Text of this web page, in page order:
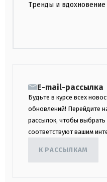
Тренды и вдохновение
E-mail-рассылка
Будьте в курсе всех
обновлений! Перейдите
рассылок, чтобы выбрать
соответствуют вашим
К РАССЫЛКАМ